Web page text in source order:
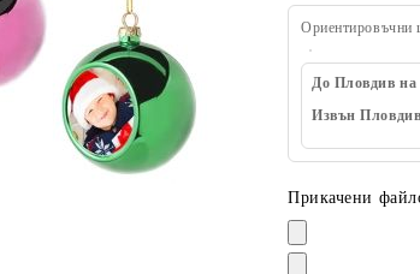
Ориентировъчни
До Пловдив на
Извън
Прикачени